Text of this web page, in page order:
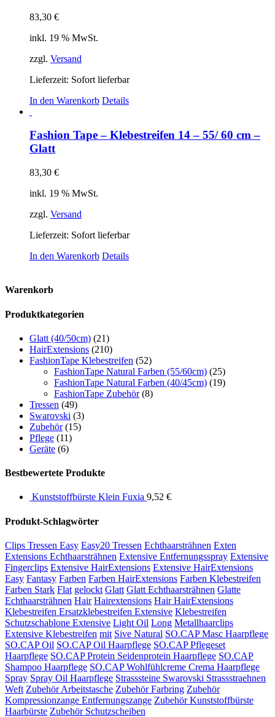
83,30 €
inkl. 19 % MwSt.
zzgl. Versand
Lieferzeit: Sofort lieferbar
In den Warenkorb Details
Fashion Tape – Klebestreifen 14 – 55/ 60 cm –
Glatt
83,30 €
inkl. 19 % MwSt.
zzgl. Versand
Lieferzeit: Sofort lieferbar
In den Warenkorb Details
Warenkorb
Produktkategorien
Glatt (40/50cm) (21)
HairExtensions (210)
FashionTape Klebestreifen (52)
FashionTape Natural Farben (55/60cm) (25)
FashionTape Natural Farben (40/45cm) (19)
FashionTape Zubehör (8)
Tressen (49)
Swarovski (3)
Zubehör (15)
Pflege (11)
Geräte (6)
Bestbewertete Produkte
Kunststoffbürste Klein Fuxia 9,52 €
Produkt-Schlagwörter
Clips Tressen Easy Easy20 Tressen Echthaarsträhnen Exten
Extensions Echthaarsträhnen Extensive Entfernungsspray Extensive
Fingerclips Extensive HairExtensions Extensive HairExtensions
Easy Fantasy Farben Farben HairExtensions Farben Klebestreifen
Farben Stark Flat gelockt Glatt Glatt Echthaarsträhnen Glatte
Echthaarsträhnen Hair Hairextensions Hair HairExtensions
Klebestreifen Ersatzklebestreifen Extensive Klebestreifen
Schutzschablone Extensive Light Oil Long Metallhaarclips
Extensive Klebestreifen mit Sive Natural SO.CAP Masc Haarpflege
SO.CAP Oil SO.CAP Oil Haarpflege SO.CAP Pflegeset
Haarpflege SO.CAP Protein Seidenprotein Haarpflege SO.CAP
Shampoo Haarpflege SO.CAP Wohlfühlcreme Crema Haarpflege
Spray Spray Oil Haarpflege Strasssteine Swarovski Strassstraehnen
Weft Zubehör Arbeitstasche Zubehör Farbring Zubehör
Kompressionzange Entfernungszange Zubehör Kunststoffbürste
Haarbürste Zubehör Schutzscheiben